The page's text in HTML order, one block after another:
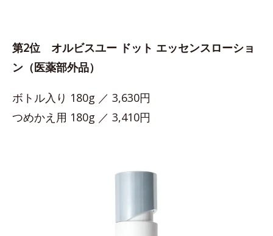
第2位 オルビスユー ドット エッセンスローショ
ン（医薬部外品）
ボトル入り 180g ／ 3,630円
つめかえ用 180g ／ 3,410円